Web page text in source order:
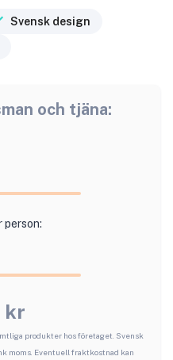
Svensk design
och tjäna:
person:
kr
produkter hos företaget. Svensk
moms. Eventuell fraktkostnad kan